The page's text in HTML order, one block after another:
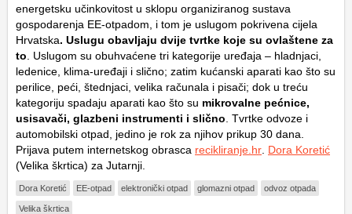
energetsku učinkovitost u sklopu organiziranog sustava
gospodarenja EE-otpadom, i tom je uslugom pokrivena cijela
Hrvatska. Uslugu obavljaju dvije tvrtke koje su ovlaštene za
to . Uslugom su obuhvaćene tri kategorije uređaja – hladnjaci,
ledenice, klima-uređaji i slično; zatim kućanski aparati kao što su
perilice, peći, štednjaci, velika računala i pisači; dok u treću
kategoriju spadaju aparati kao što su mikrovalne pećnice,
usisavači, glazbeni instrumenti i slično . Tvrtke odvoze i
automobilski otpad, jedino je rok za njihov prikup 30 dana.
Prijava putem internetskog obrasca recikliranje.hr Dora Koretić
(Velika škrtica) za Jutarnji.
Dora Koretić EE-otpad elektronički otpad glomazni otpad odvoz otpada
Velika škrtica